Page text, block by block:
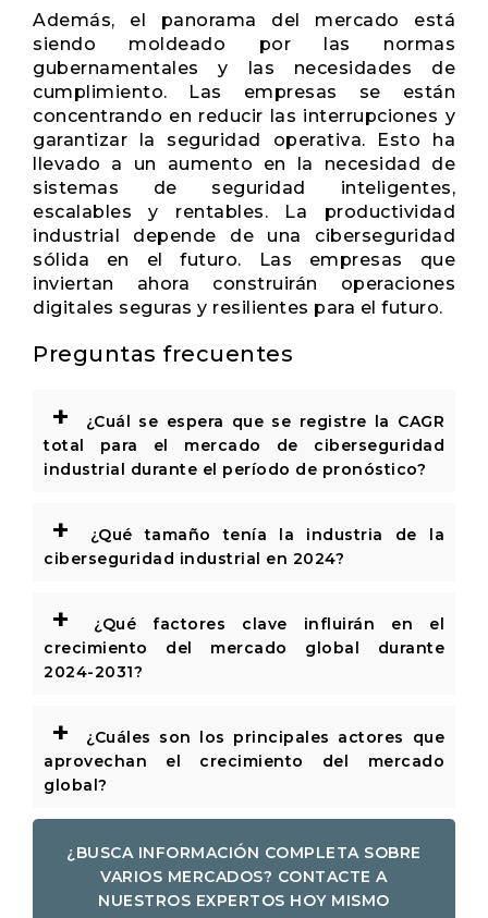
Además, el panorama del mercado está
siendo moldeado por las normas
gubernamentales y las necesidades de
cumplimiento. Las empresas se están
concentrando en reducir las interrupciones y
garantizar la seguridad operativa. Esto ha
llevado a un aumento en la necesidad de
sistemas de seguridad inteligentes,
escalables y rentables. La productividad
industrial depende de una ciberseguridad
sólida en el futuro. Las empresas que
inviertan ahora construirán operaciones
digitales seguras y resilientes para el futuro.
Preguntas frecuentes
+
¿Cuál se espera que se registre la CAGR
total para el mercado de ciberseguridad
industrial durante el período de pronóstico?
+
¿Qué tamaño tenía la industria de la
ciberseguridad industrial en 2024?
+
¿Qué factores clave influirán en el
crecimiento del mercado global durante
2024-2031?
+
¿Cuáles son los principales actores que
aprovechan el crecimiento del mercado
global?
¿BUSCA INFORMACIÓN COMPLETA SOBRE
VARIOS MERCADOS? CONTACTE A
NUESTROS EXPERTOS HOY MISMO